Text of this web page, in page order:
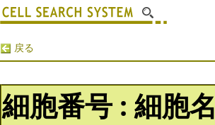
戻る
細胞番号 : 細胞名